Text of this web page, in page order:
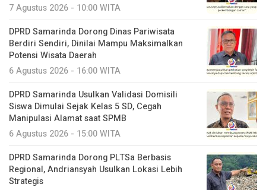
7 Agustus 2026 - 10:00 WITA
DPRD Samarinda Dorong Dinas Pariwisata
Berdiri Sendiri, Dinilai Mampu Maksimalkan
Potensi Wisata Daerah
6 Agustus 2026 - 16:00 WITA
DPRD Samarinda Usulkan Validasi Domisili
Siswa Dimulai Sejak Kelas 5 SD, Cegah
Manipulasi Alamat saat SPMB
6 Agustus 2026 - 15:00 WITA
DPRD Samarinda Dorong PLTSa Berbasis
Regional, Andriansyah Usulkan Lokasi Lebih
Strategis